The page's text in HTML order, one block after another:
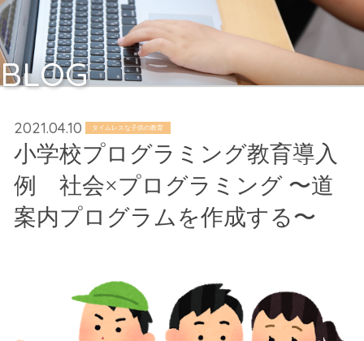
BLOG
2021.04.10 タイムレスな子供の教育
小学校プログラミング教育導入
例 社会×プログラミング 〜道
案内プログラムを作成する〜